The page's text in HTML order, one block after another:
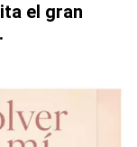
el gran